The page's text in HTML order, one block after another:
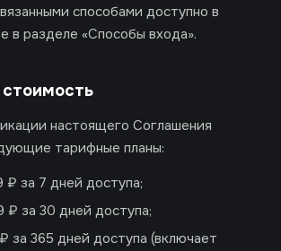
способами доступно в
в разделе «Способы входа».
настоящего Соглашения
тарифные планы:
₽ за 7 дней доступа;
₽ за 30 дней доступа;
за 365 дней доступа (включает